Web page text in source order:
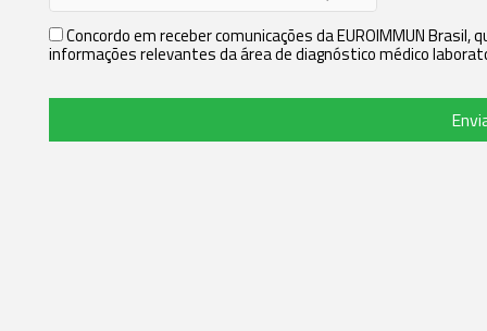
Concordo em receber comunicações da EUROIMMUN
informações relevantes da área de diagnóstico médico